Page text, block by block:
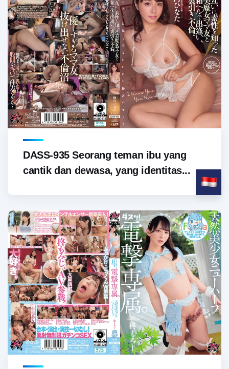
DASS-935 Seorang teman ibu yang
cantik dan dewasa, yang identitas...